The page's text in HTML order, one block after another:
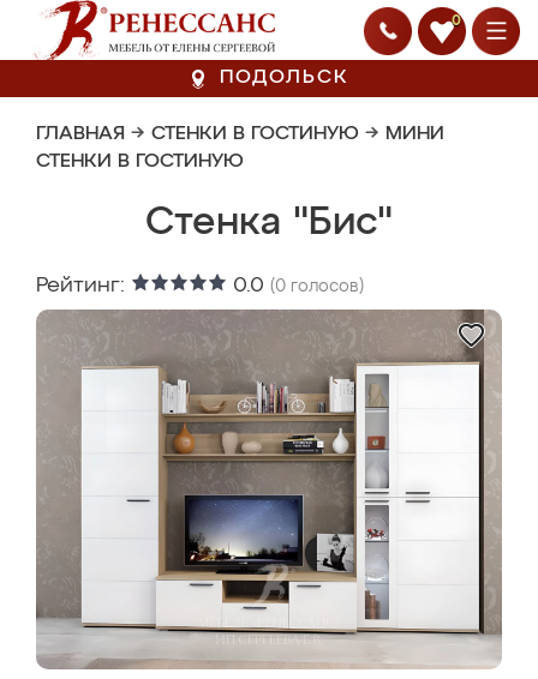
0
ПОДОЛЬСК
ГЛАВНАЯ → СТЕНКИ В ГОСТИНУЮ → МИНИ
СТЕНКИ В ГОСТИНУЮ
Стенка "Бис"
Рейтинг: 0.0 (0 голосов)